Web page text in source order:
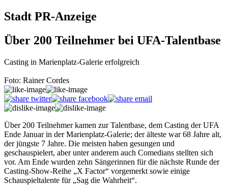
Stadt PR-Anzeige
Über 200 Teilnehmer bei UFA-Talentbase
Casting in Marienplatz-Galerie erfolgreich
Foto: Rainer Cordes
Über 200 Teilnehmer kamen zur Talent­base, dem Casting der UFA
Ende Januar in der Marienplatz-Galerie; der älteste war 68 Jahre alt,
der jüngste 7 Jahre. Die meisten haben gesungen und
geschauspielert, aber unter anderem auch Comedians stellten sich
vor. Am Ende wurden zehn Sängerinnen für die nächste Runde der
Casting-Show-Reihe „X Factor“ vorgemerkt sowie einige
Schauspieltalente für „Sag die Wahrheit“.